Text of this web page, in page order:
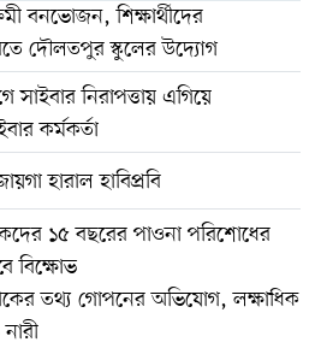
বনভোজন, শিক্ষার্থীদের
দৌলতপুর স্কুলের উদ্যোগ
নিরাপত্তায় এগিয়ে
কর্মকর্তা
হারাল হাবিপ্রবি
১৫ বছরের পাওনা পরিশোধের
বিক্ষোভ
তথ্য গোপনের অভিযোগ, লক্ষাধিক